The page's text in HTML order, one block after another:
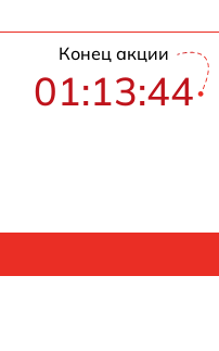
Конец акции
01:13:43